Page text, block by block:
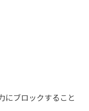
にブロックすること